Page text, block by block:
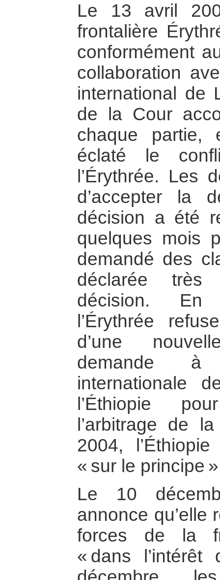
Le 13 avril
frontalière
conformément
collaboration
international de
de la Cour
chaque partie,
éclaté le
l’Érythrée. Les
d’accepter la
décision a été
quelques mois
demandé des
déclarée
décision. En
l’Érythrée
d’une
demande à
internationale
l’Éthiopie
l’arbitrage de
2004,
« sur le principe
Le 10
annonce qu’elle
forces de la
« dans